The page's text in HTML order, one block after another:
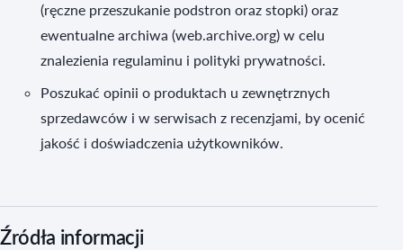
(ręczne przeszukanie podstron oraz stopki) oraz
ewentualne archiwa (web.archive.org) w celu
znalezienia regulaminu i polityki prywatności.
Poszukać opinii o produktach u zewnętrznych
sprzedawców i w serwisach z recenzjami, by ocenić
jakość i doświadczenia użytkowników.
Źródła informacji